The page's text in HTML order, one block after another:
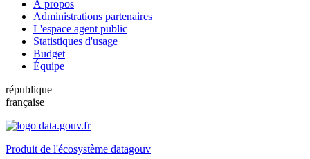
À propos
Administrations partenaires
L'espace agent public
Statistiques d'usage
Budget
Équipe
république
française
Produit de l'écosystème datagouv